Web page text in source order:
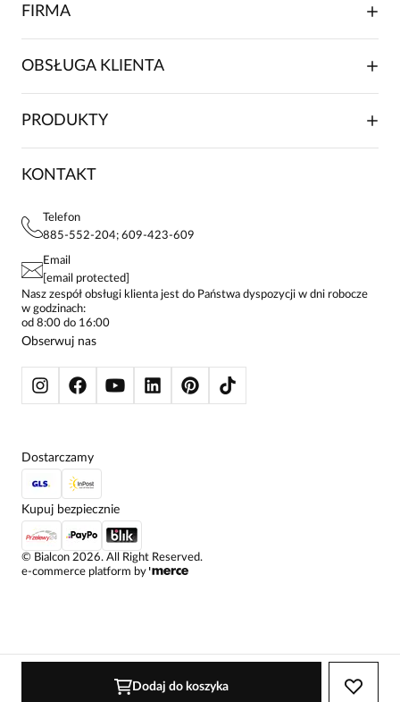
Dodaj do koszyka
FIRMA
FRANCZYZA
MAPA WITRYNY
KONTAKTY
OBSŁUGA KLIENTA
FAQ
POLITYKA PRYWATNOŚCI
STREFA STAŁEGO KLIENTA
PRODUKTY
KOSZULE DAMSKIE
SPODNIE DAMSKIE
ŻAKIETY I MARYNARKI
SWETRY
BLUZY
KONTAKT
Telefon
885-552-204; 609-423-609
Email
[email protected]
Nasz zespół obsługi klienta jest do Państwa dyspozycji w dni robocze
w godzinach:
od 8:00 do 16:00
Obserwuj nas
© Bialcon 2026. All Right Reserved.
e-commerce platform by
Dostarczamy
Kupuj bezpiecznie